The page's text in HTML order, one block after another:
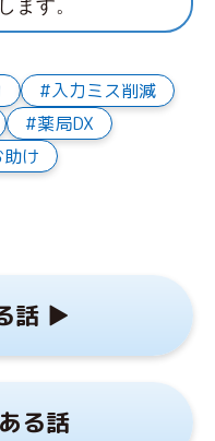
ます。
入力ミス削減
薬局DX
け
話 ▶︎
る話